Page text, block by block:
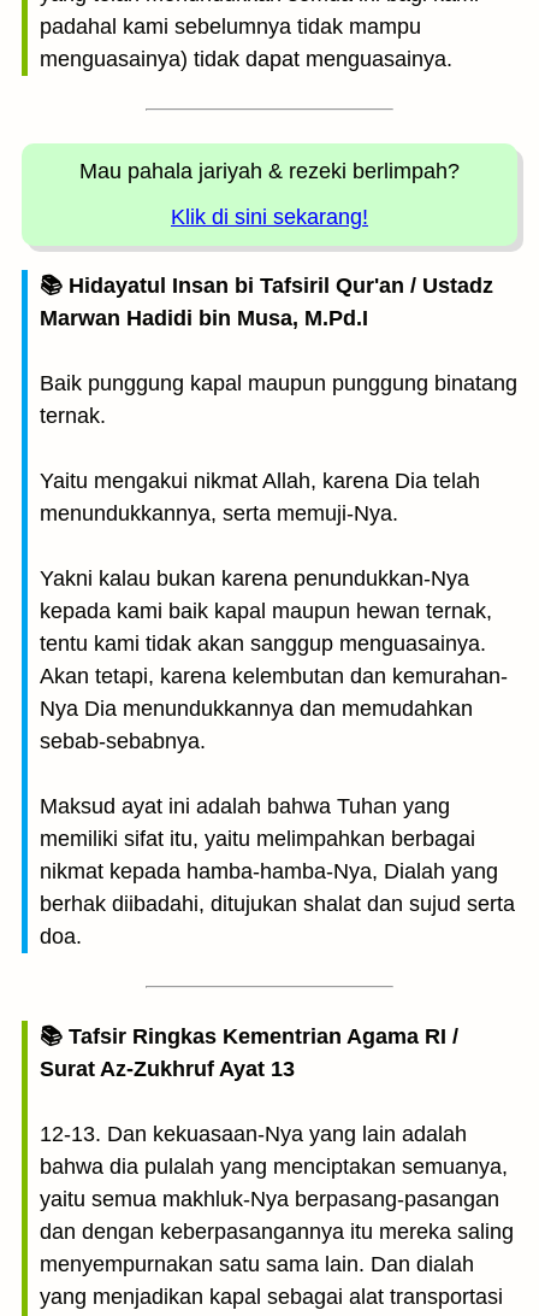
padahal kami sebelumnya tidak mampu
menguasainya) tidak dapat menguasainya.
Mau pahala jariyah & rezeki berlimpah?
Klik di sini sekarang!
📚 Hidayatul Insan bi Tafsiril Qur'an / Ustadz
Marwan Hadidi bin Musa, M.Pd.I
Baik punggung kapal maupun punggung binatang
ternak.
Yaitu mengakui nikmat Allah, karena Dia telah
menundukkannya, serta memuji-Nya.
Yakni kalau bukan karena penundukkan-Nya
kepada kami baik kapal maupun hewan ternak,
tentu kami tidak akan sanggup menguasainya.
Akan tetapi, karena kelembutan dan kemurahan-
Nya Dia menundukkannya dan memudahkan
sebab-sebabnya.
Maksud ayat ini adalah bahwa Tuhan yang
memiliki sifat itu, yaitu melimpahkan berbagai
nikmat kepada hamba-hamba-Nya, Dialah yang
berhak diibadahi, ditujukan shalat dan sujud serta
doa.
📚 Tafsir Ringkas Kementrian Agama RI /
Surat Az-Zukhruf Ayat 13
12-13. Dan kekuasaan-Nya yang lain adalah
bahwa dia pulalah yang menciptakan semuanya,
yaitu semua makhluk-Nya berpasang-pasangan
dan dengan keberpasangannya itu mereka saling
menyempurnakan satu sama lain. Dan dialah
yang menjadikan kapal sebagai alat transportasi